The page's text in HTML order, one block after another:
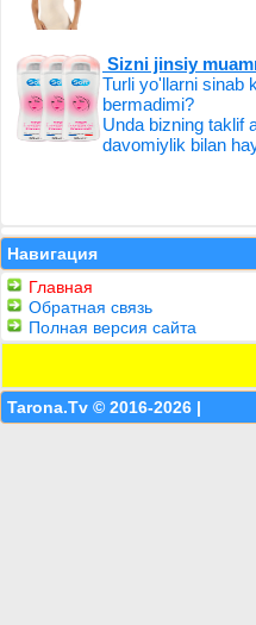
Sizni jinsiy
Turli yo'llarni sinab
bermadimi?
Unda bizning taklif
davomiylik bilan
Навигация
Главная
Обратная связь
Полная версия сайта
Tarona.Tv © 2016-2026 |